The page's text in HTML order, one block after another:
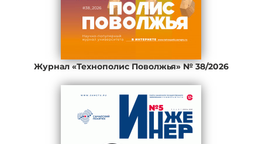
Журнал «Технополис Поволжья» № 38/2026